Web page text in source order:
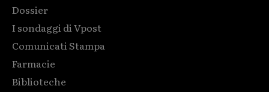
Dossier
I sondaggi di Vpost
Comunicati Stampa
Farmacie
Biblioteche